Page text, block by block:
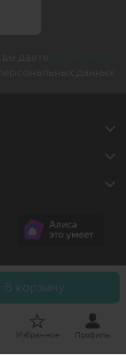
В корзину
Избранное Профиль